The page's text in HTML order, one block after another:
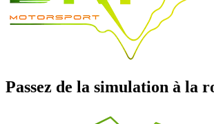
Passez de la simulation à la